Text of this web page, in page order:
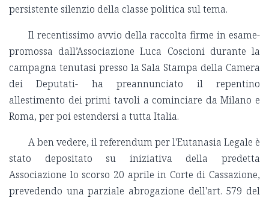
persistente silenzio della classe politica sul tema.
Il recentissimo avvio della raccolta firme in esame-
promossa dall’Associazione Luca Coscioni durante la
campagna tenutasi presso la Sala Stampa della Camera
dei Deputati- ha preannunciato il repentino
allestimento dei primi tavoli a cominciare da Milano e
Roma, per poi estendersi a tutta Italia.
A ben vedere, il referendum per l'Eutanasia Legale è
stato depositato su iniziativa della predetta
Associazione lo scorso 20 aprile in Corte di Cassazione,
prevedendo una parziale abrogazione dell'art. 579 del